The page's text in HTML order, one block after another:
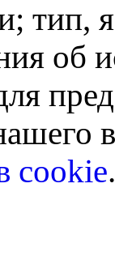
тип,
об
cookie.